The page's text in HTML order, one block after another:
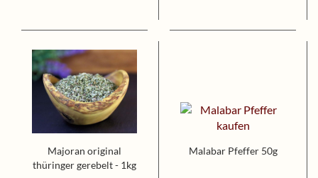
Majoran original
thüringer gerebelt - 1kg
Malabar Pfeffer 50g